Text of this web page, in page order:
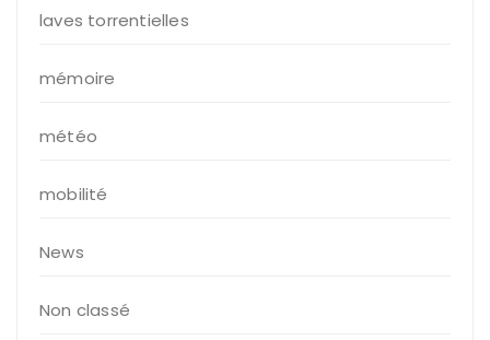
laves torrentielles
mémoire
météo
mobilité
News
Non classé